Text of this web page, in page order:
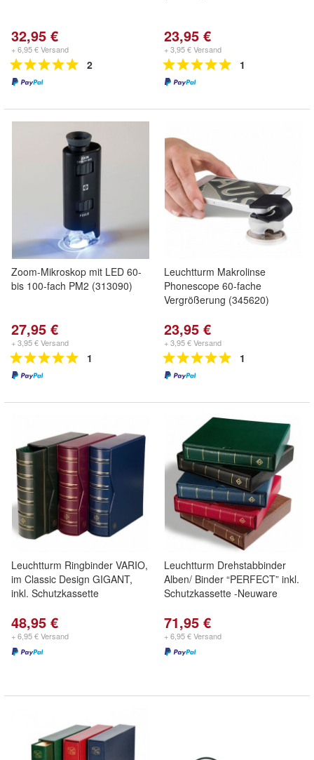
32,95 €
+ 6,95 € Versand
2
23,95 €
+ 3,95 € Versand
1
Zoom-Mikroskop mit LED 60-
bis 100-fach PM2 (313090)
27,95 €
+ 3,95 € Versand
1
Leuchtturm Makrolinse
Phonescope 60-fache
Vergrößerung (345620)
23,95 €
+ 3,95 € Versand
1
Leuchtturm Ringbinder VARIO,
im Classic Design GIGANT,
inkl. Schutzkassette
48,95 €
+ 6,95 € Versand
Leuchtturm Drehstabbinder
Alben/ Binder “PERFECT” inkl.
Schutzkassette -Neuware
71,95 €
+ 6,95 € Versand